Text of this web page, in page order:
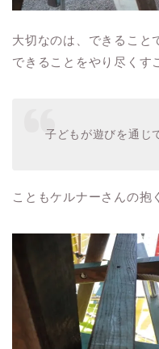
大切なのは、できること
できることをやり尽くす
子どもが遊びを通じ
こともケルナーさんの抱